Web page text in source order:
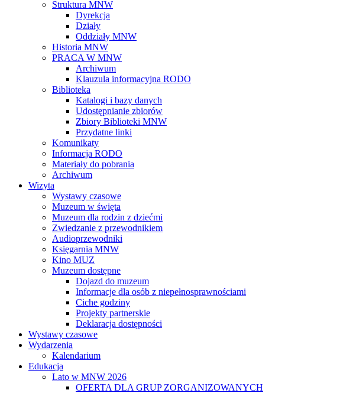
Struktura MNW
Dyrekcja
Działy
Oddziały MNW
Historia MNW
PRACA W MNW
Archiwum
Klauzula informacyjna RODO
Biblioteka
Katalogi i bazy danych
Udostępnianie zbiorów
Zbiory Biblioteki MNW
Przydatne linki
Komunikaty
Informacja RODO
Materiały do pobrania
Archiwum
Wizyta
Wystawy czasowe
Muzeum w święta
Muzeum dla rodzin z dziećmi
Zwiedzanie z przewodnikiem
Audioprzewodniki
Księgarnia MNW
Kino MUZ
Muzeum dostępne
Dojazd do muzeum
Informacje dla osób z niepełnosprawnościami
Ciche godziny
Projekty partnerskie
Deklaracja dostępności
Wystawy czasowe
Wydarzenia
Kalendarium
Edukacja
Lato w MNW 2026
OFERTA DLA GRUP ZORGANIZOWANYCH